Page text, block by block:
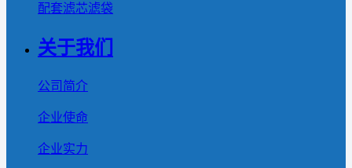
配套滤芯滤袋
关于我们
公司简介
企业使命
企业实力